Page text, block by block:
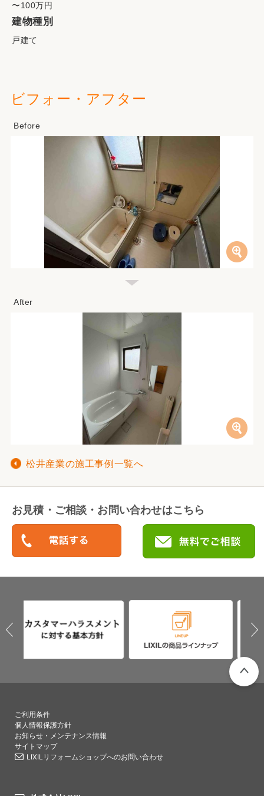
〜100万円
建物種別
戸建て
ビフォー・アフター
松井産業の施工事例一覧へ
お見積・ご相談・お問い合わせはこちら
ご利用条件
個人情報保護方針
お知らせ・メンテナンス情報
サイトマップ
LIXILリフォームショップへのお問い合わせ